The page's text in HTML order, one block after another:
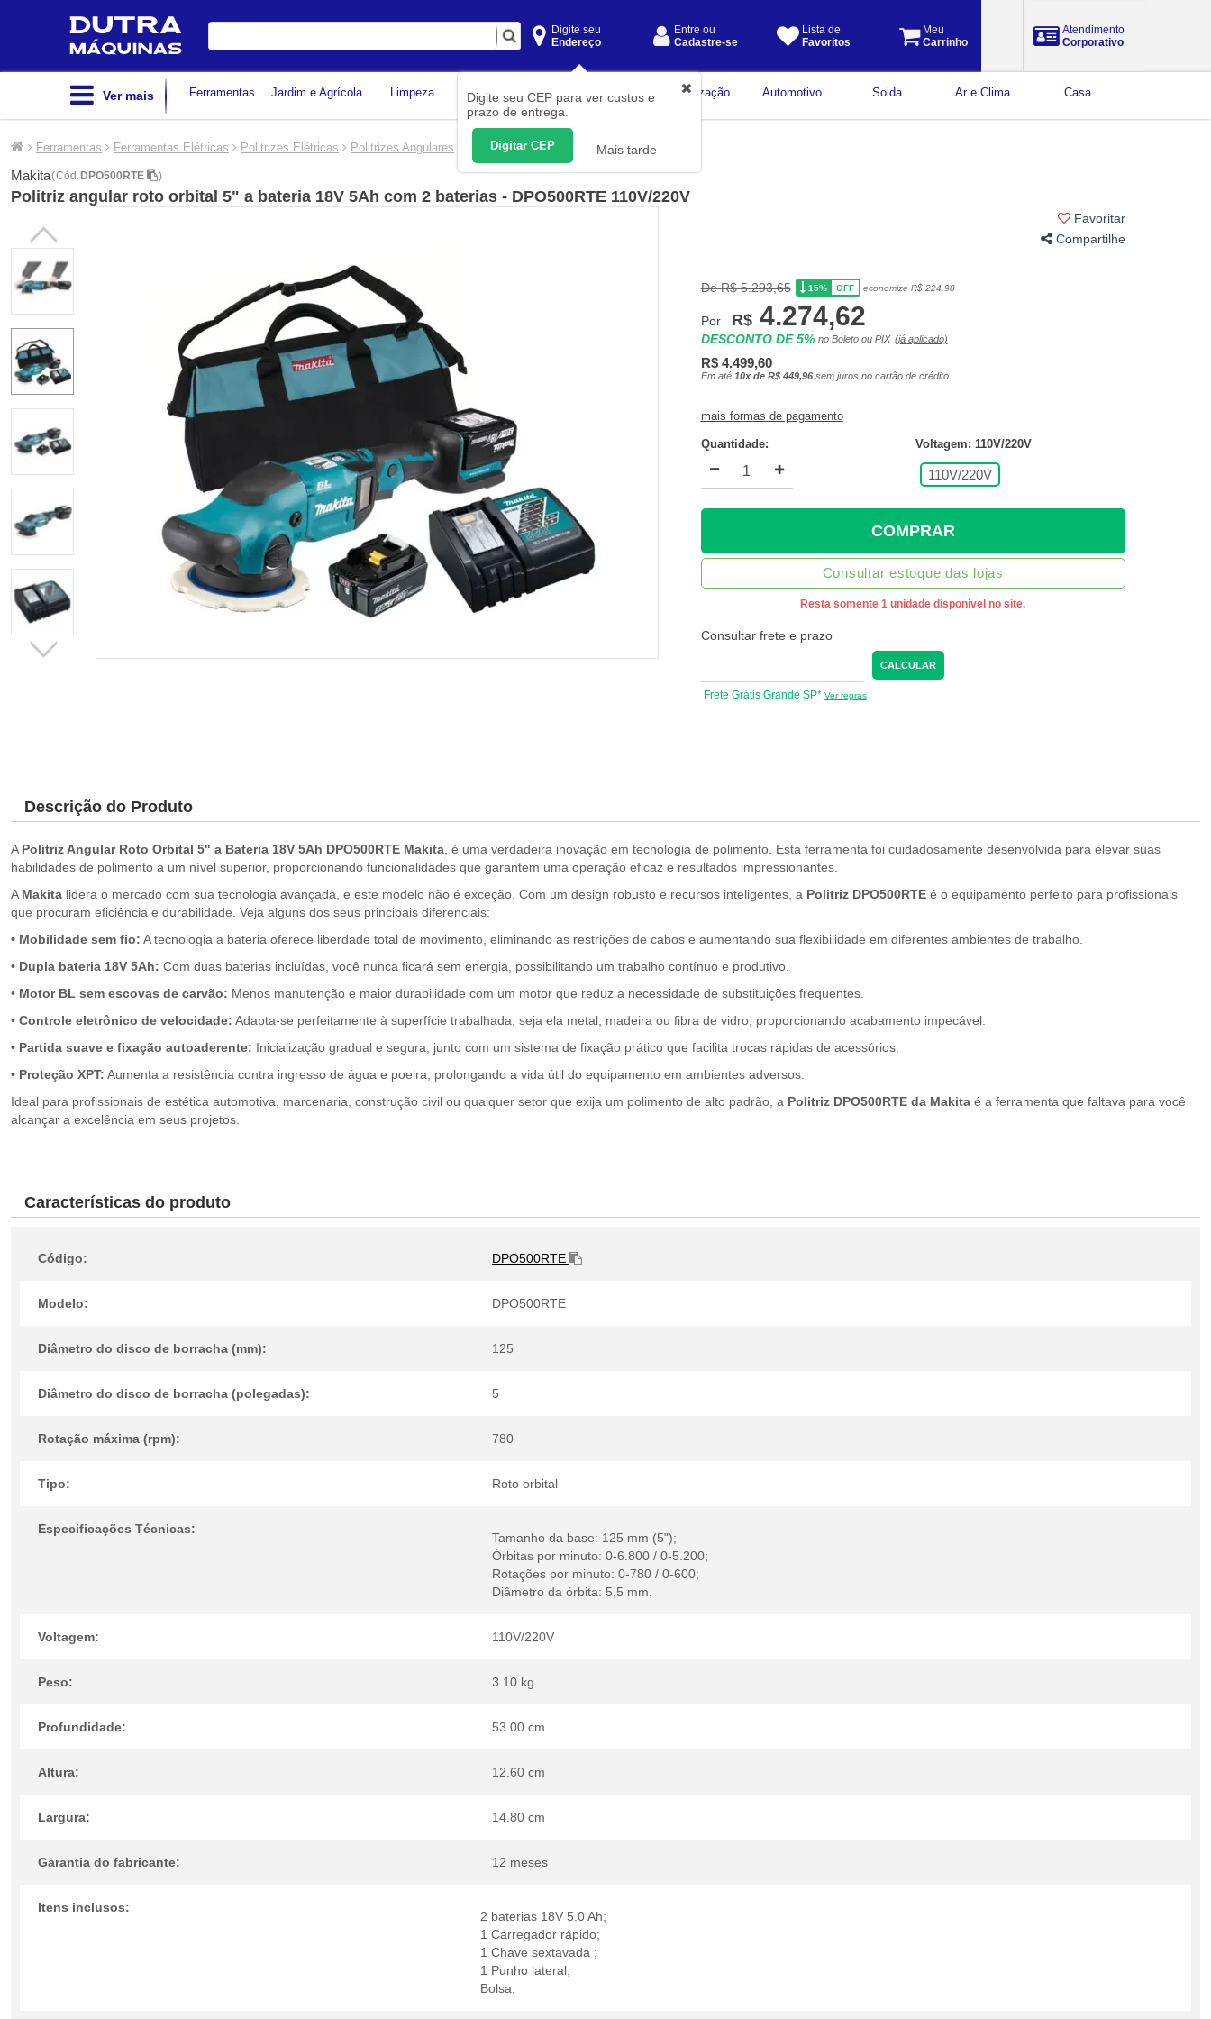
Digite
Digite seu
Endereço
Digite seu CEP para ver custos e
prazo de entrega.
Digitar CEP Mais tarde
Entre ou
Cadastre-se
Lista de
Favoritos
Meu
Carrinho
Atendimento
Corporativo
Ver mais Ferramentas Jardim e Agrícola Limpeza Construção Civil
Medição
Organização Automotivo Solda Ar e Clima Casa
Ferramentas Ferramentas Elétricas Politrizes Elétricas Politrizes Angulares
Makita(Cód. DPO500RTE )
Politriz angular roto orbital 5" a bateria 18V 5Ah com 2 baterias - DPO500RTE 110V/220V
Favoritar
Compartilhe
De R$ 5.293,65 15% OFF economize R$ 224,98
Por R$ 4.274,62
DESCONTO DE 5% no Boleto ou PIX (já aplicado)
R$ 4.499,60
Em até 10x de R$ 449,96sem juros no cartão de crédito
mais formas de pagamento
Quantidade: Voltagem: 110V/220V
110V/220V
COMPRAR
Consultar estoque das lojas
Resta somente 1 unidade disponível no site.
Consultar frete e prazo
CALCULAR
Frete Grátis Grande SP* Ver regras
Descrição do Produto
A Politriz Angular Roto Orbital 5" a Bateria 18V 5Ah DPO500RTE Makita, é uma verdadeira inovação em tecnologia de polimento. Esta ferramenta foi cuidadosamente desenvolvida para elevar suas
habilidades de polimento a um nível superior, proporcionando funcionalidades que garantem uma operação eficaz e resultados impressionantes.
A Makita lidera o mercado com sua tecnologia avançada, e este modelo não é exceção. Com um design robusto e recursos inteligentes, a Politriz DPO500RTE é o equipamento perfeito para profissionais
que procuram eficiência e durabilidade. Veja alguns dos seus principais diferenciais:
• Mobilidade sem fio: A tecnologia a bateria oferece liberdade total de movimento, eliminando as restrições de cabos e aumentando sua flexibilidade em diferentes ambientes de trabalho.
• Dupla bateria 18V 5Ah: Com duas baterias incluídas, você nunca ficará sem energia, possibilitando um trabalho contínuo e produtivo.
• Motor BL sem escovas de carvão: Menos manutenção e maior durabilidade com um motor que reduz a necessidade de substituições frequentes.
• Controle eletrônico de velocidade: Adapta-se perfeitamente à superfície trabalhada, seja ela metal, madeira ou fibra de vidro, proporcionando acabamento impecável.
• Partida suave e fixação autoaderente: Inicialização gradual e segura, junto com um sistema de fixação prático que facilita trocas rápidas de acessórios.
• Proteção XPT: Aumenta a resistência contra ingresso de água e poeira, prolongando a vida útil do equipamento em ambientes adversos.
Ideal para profissionais de estética automotiva, marcenaria, construção civil ou qualquer setor que exija um polimento de alto padrão, a Politriz DPO500RTE da Makita é a ferramenta que faltava para você
alcançar a excelência em seus projetos.
Características do produto
Código: DPO500RTE
Modelo: DPO500RTE
Diâmetro do disco de borracha (mm): 125
Diâmetro do disco de borracha (polegadas): 5
Rotação máxima (rpm): 780
Tipo: Roto orbital
Especificações Técnicas:
Tamanho da base: 125 mm (5");
Órbitas por minuto: 0-6.800 / 0-5.200;
Rotações por minuto: 0-780 / 0-600;
Diâmetro da órbita: 5,5 mm.
Voltagem: 110V/220V
Peso: 3.10 kg
Profundidade: 53.00 cm
Altura: 12.60 cm
Largura: 14.80 cm
Garantia do fabricante: 12 meses
Itens inclusos:
2 baterias 18V 5.0 Ah;
1 Carregador rápido;
1 Chave sextavada ;
1 Punho lateral;
Bolsa.